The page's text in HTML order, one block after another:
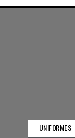
UNIFORMES